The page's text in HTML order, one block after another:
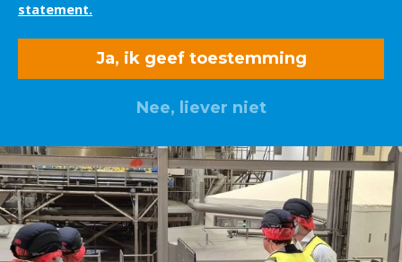
statement.
Ja, ik geef toestemming
Nee, liever niet